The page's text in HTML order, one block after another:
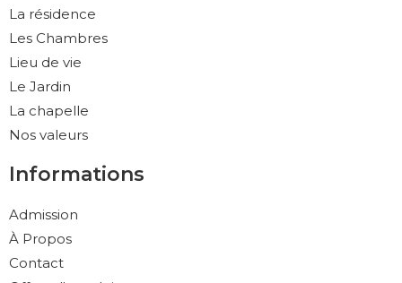
La résidence
Les Chambres
Lieu de vie
Le Jardin
La chapelle
Nos valeurs
Informations
Admission
À Propos
Contact